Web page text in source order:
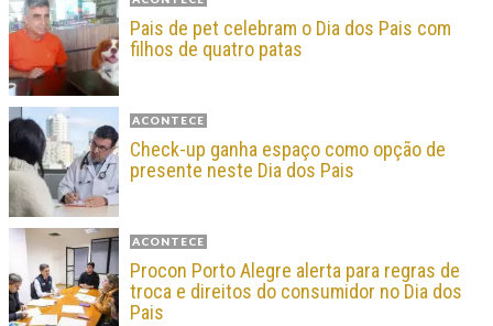
Pais de pet celebram o Dia dos Pais com
filhos de quatro patas
ACONTECE
Check-up ganha espaço como opção de
presente neste Dia dos Pais
ACONTECE
Procon Porto Alegre alerta para regras de
troca e direitos do consumidor no Dia dos
Pais